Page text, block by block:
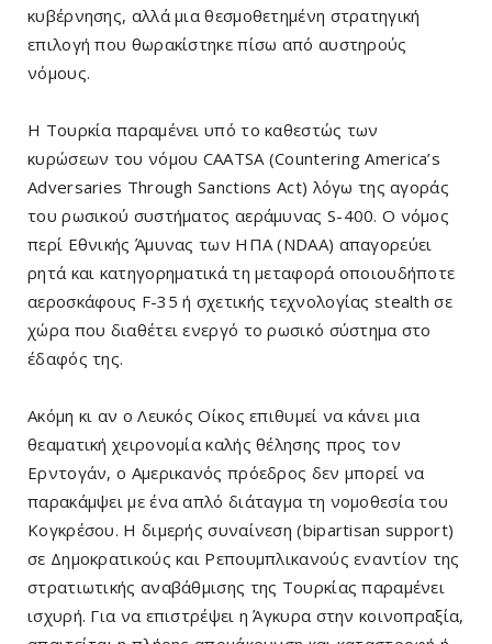
κυβέρνησης, αλλά μια θεσμοθετημένη στρατηγική
επιλογή που θωρακίστηκε πίσω από αυστηρούς
νόμους.
Η Τουρκία παραμένει υπό το καθεστώς των
κυρώσεων του νόμου CAATSA (Countering America’s
Adversaries Through Sanctions Act) λόγω της αγοράς
του ρωσικού συστήματος αεράμυνας S-400. Ο νόμος
περί Εθνικής Άμυνας των ΗΠΑ (NDAA) απαγορεύει
ρητά και κατηγορηματικά τη μεταφορά οποιουδήποτε
αεροσκάφους F-35 ή σχετικής τεχνολογίας stealth σε
χώρα που διαθέτει ενεργό το ρωσικό σύστημα στο
έδαφός της.
Ακόμη κι αν ο Λευκός Οίκος επιθυμεί να κάνει μια
θεαματική χειρονομία καλής θέλησης προς τον
Ερντογάν, ο Αμερικανός πρόεδρος δεν μπορεί να
παρακάμψει με ένα απλό διάταγμα τη νομοθεσία του
Κογκρέσου. Η διμερής συναίνεση (bipartisan support)
σε Δημοκρατικούς και Ρεπουμπλικανούς εναντίον της
στρατιωτικής αναβάθμισης της Τουρκίας παραμένει
ισχυρή. Για να επιστρέψει η Άγκυρα στην κοινοπραξία,